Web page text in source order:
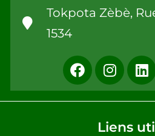
Tokpota Zèbè,
1534
Liens